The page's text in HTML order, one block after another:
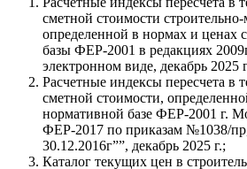
сметной стоимости
определенной в нормах и ценах
базы ФЕР-2001 в редакциях
электронном виде, декабрь 2025
Расчетные индексы пересчета в
сметной стоимости,
нормативной базе ФЕР-2001 г.
ФЕР-2017 по приказам №1038/
30.12.2016г””, декабрь 2025 г.;
Каталог текущих цен в